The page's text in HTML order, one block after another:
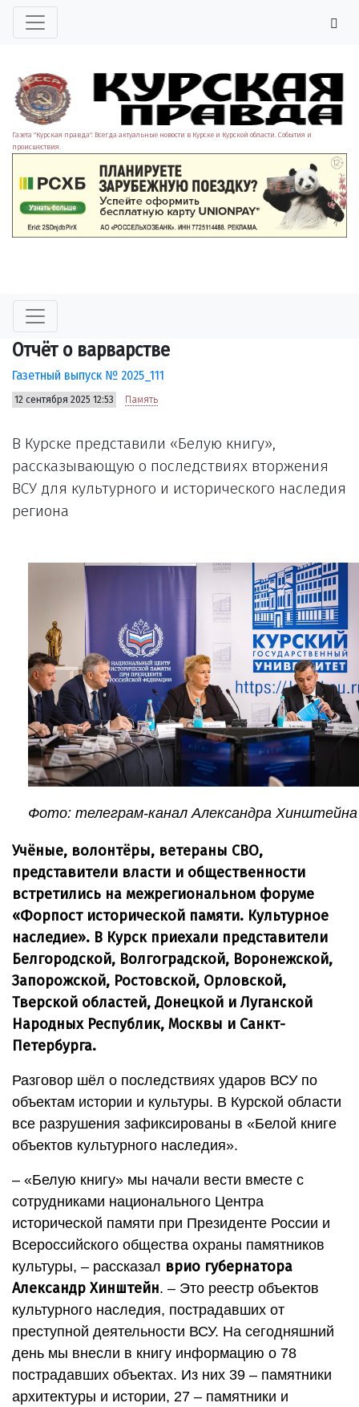
Газета "Курская правда". Всегда актуальные новости в Курске и Курской области. События и
происшествия.
Отчёт о варварстве
Газетный выпуск № 2025_111
12 сентября 2025 12:53 Память
В Курске представили «Белую книгу»,
рассказывающую о последствиях вторжения
ВСУ для культурного и исторического наследия
региона
Фото: телеграм-канал Александра Хинштейна
Учёные, волонтёры, ветераны СВО,
представители власти и общественности
встретились на межрегиональном форуме
«Форпост исторической памяти. Культурное
наследие». В Курск приехали представители
Белгородской, Волгоградской, Воронежской,
Запорожской, Ростовской, Орловской,
Тверской областей, Донецкой и Луганской
Народных Республик, Москвы и Санкт-
Петербурга.
Разговор шёл о последствиях ударов ВСУ по
объектам истории и культуры. В Курской области
все разрушения зафиксированы в «Белой книге
объектов культурного наследия».
– «Белую книгу» мы начали вести вместе с
сотрудниками национального Центра
исторической памяти при Президенте России и
Всероссийского общества охраны памятников
культуры, – рассказал врио губернатора
Александр Хинштейн. – Это реестр объектов
культурного наследия, пострадавших от
преступной деятельности ВСУ. На сегодняшний
день мы внесли в книгу информацию о 78
пострадавших объектах. Из них 39 – памятники
архитектуры и истории, 27 – памятники и